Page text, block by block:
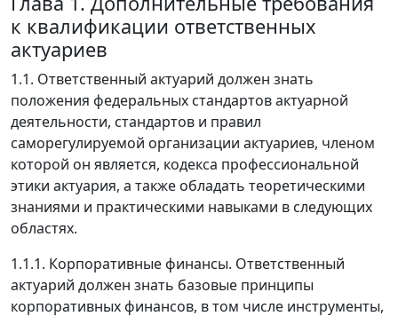
к квалификации ответственных
актуариев
1.1. Ответственный актуарий должен знать
положения федеральных стандартов актуарной
деятельности, стандартов и правил
саморегулируемой организации актуариев, членом
которой он является, кодекса профессиональной
этики актуария, а также обладать теоретическими
знаниями и практическими навыками в следующих
областях.
1.1.1. Корпоративные финансы. Ответственный
актуарий должен знать базовые принципы
корпоративных финансов, в том числе инструменты,